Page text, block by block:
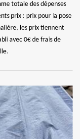
totale des dépenses
prix : prix pour la pose
les prix tiennent
avec 0€ de frais de